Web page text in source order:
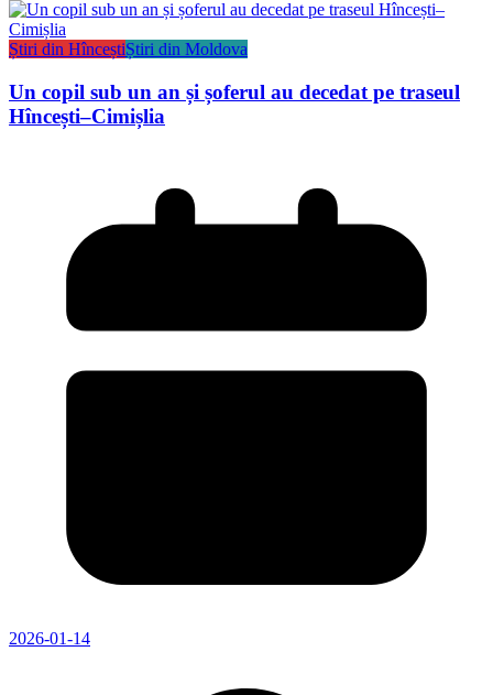
Știri din HînceștiȘtiri din Moldova
Un copil sub un an și șoferul au decedat pe traseul
Hîncești–Cimișlia
2026-01-14